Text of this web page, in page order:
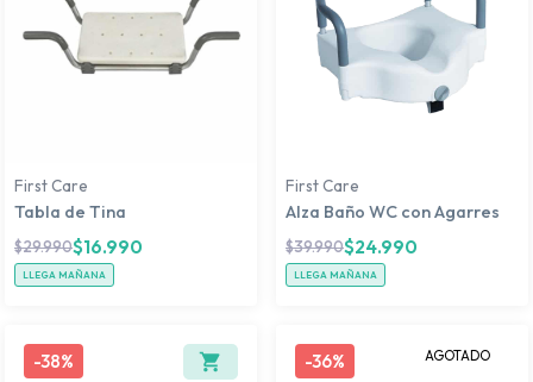
First Care
Tabla de Tina
$29.990$16.990
LLEGA MAÑANA
First Care
Alza Baño WC con Agarres
$39.990$24.990
LLEGA MAÑANA
-38% -36% AGOTADO